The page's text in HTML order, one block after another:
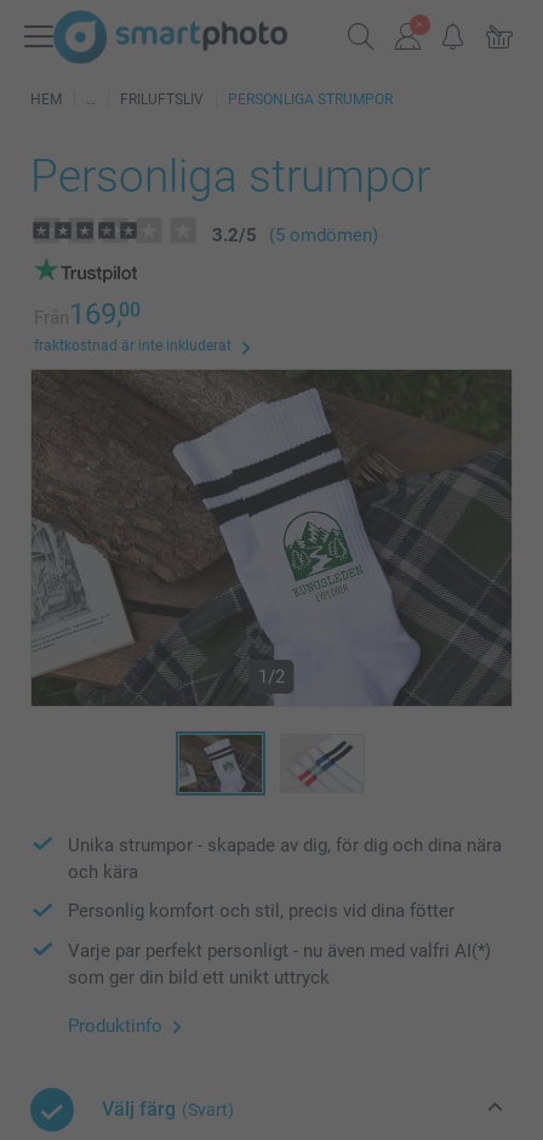
HEM FRILUFTSLIV PERSONLIGA STRUMPOR
Personliga strumpor
3.2/5 (5 omdömen)
Från169,00
fraktkostnad är inte inkluderat
1/2
Unika strumpor - skapade av dig, för dig och dina nära
och kära
Personlig komfort och stil, precis vid dina fötter
Varje par perfekt personligt - nu även med valfri AI(*)
som ger din bild ett unikt uttryck
Produktinfo
Välj färg (Svart)